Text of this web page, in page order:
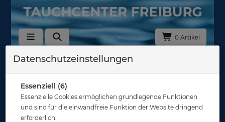
0 Artikel
Zurück
Datenschutzeinstellungen
Essenziell (6)
Essenzielle Cookies ermöglichen grundlegende Funktionen
und sind für die einwandfreie Funktion der Website dringend
erforderlich.